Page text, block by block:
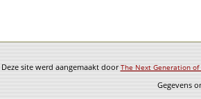
Deze site werd aangemaakt doorThe Next Generation of
Gegevens